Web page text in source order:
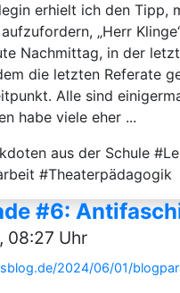
erhielt ich den Tipp,
„Herr
Nachmittag, in der
die letzten Referate
Alle sind
habe viele eher ...
aus der Schule
#Theaterpädagogik
#6:
08:27 Uhr
2024/06/01/